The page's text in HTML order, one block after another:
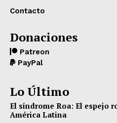
Contacto
Donaciones
Patreon
PayPal
Lo Último
El síndrome Roa: El espejo
América Latina